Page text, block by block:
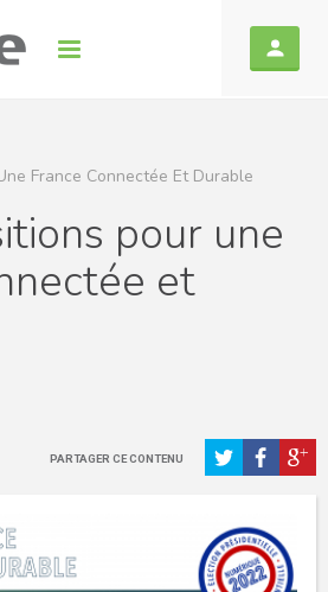
France Connectée Et Durable
pour une
et
PARTAGER CE CONTENU